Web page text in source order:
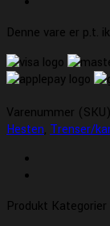
Denne vare er p.t.
Varenummer
Hesten, Trenser/
Produkt Kategorier